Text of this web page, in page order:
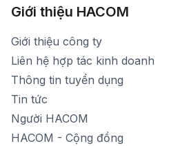
Thời gian mở cửa: Từ 8h30-19h hàng ngày
Xem bản đồ đường đi
1900 1903 (máy lẻ 159) -(028)73000322
1900 1903 (máy lẻ 160)
[email protected]
Thời gian mở cửa: Từ 8h30-20h hàng ngày
Giới thiệu HACOM
Giới thiệu công ty
Liên hệ hợp tác kinh doanh
Thông tin tuyển dụng
Tin tức
Người HACOM
HACOM - Cộng đồng